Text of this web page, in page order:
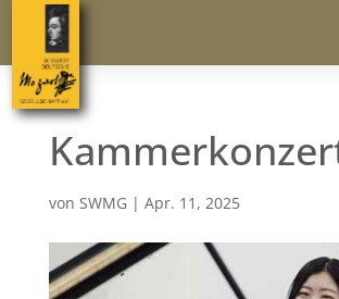
von SWMG | Apr. 11, 2025